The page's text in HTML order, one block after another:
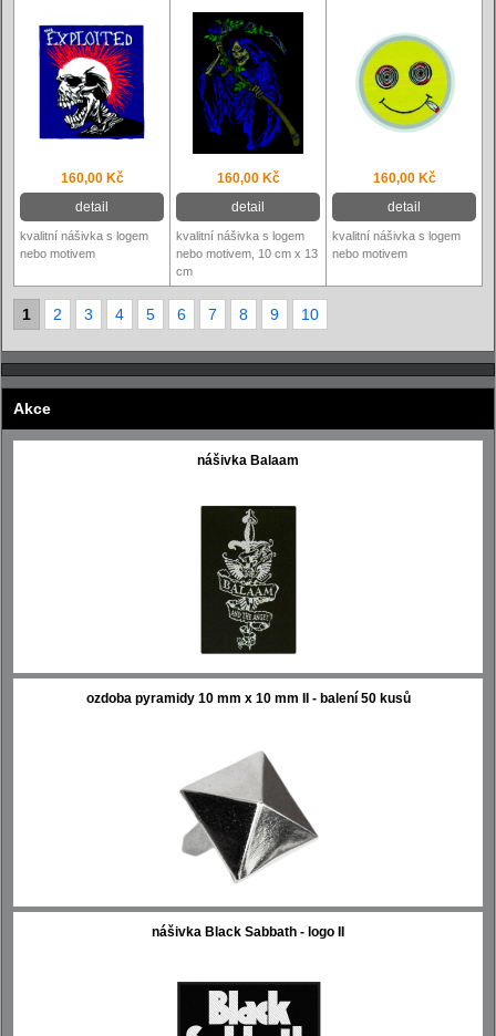
160,00 Kč
detail
160,00 Kč
detail
160,00 Kč
detail
kvalitní nášivka s logem
nebo motivem
kvalitní nášivka s logem
nebo motivem, 10 cm x 13
cm
kvalitní nášivka s logem
nebo motivem
1 2 3 4 5 6 7 8 9 10
Akce
nášivka Balaam
ozdoba pyramidy 10 mm x 10 mm II - balení 50 kusů
nášivka Black Sabbath - logo II